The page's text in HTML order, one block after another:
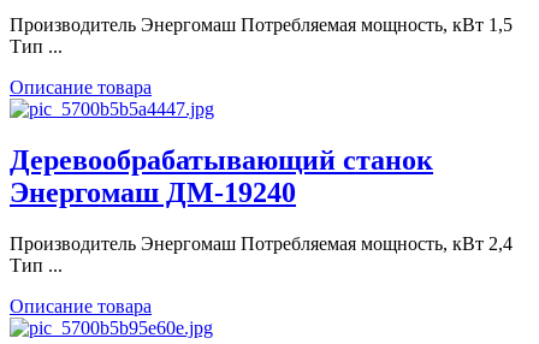
Производитель Энергомаш Потребляемая мощность, кВт 1,5
Тип ...
Описание товара
Деревообрабатывающий станок
Энергомаш ДМ-19240
Производитель Энергомаш Потребляемая мощность, кВт 2,4
Тип ...
Описание товара